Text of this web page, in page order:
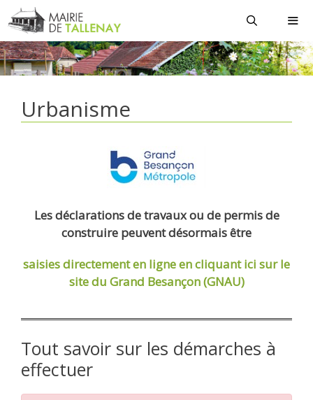
Aller
au
contenu
Urbanisme
Les déclarations de travaux ou de permis de
construire peuvent désormais être
saisies directement en ligneen cliquant ici sur le
site du Grand Besançon (GNAU)
Tout savoir sur les démarches à
effectuer